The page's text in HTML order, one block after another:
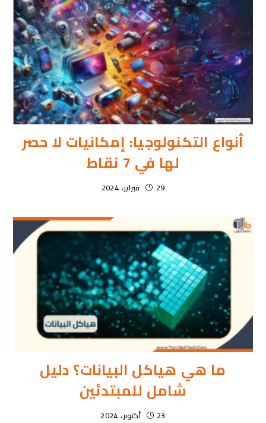
أنواع التكنولوجيا: إمكانيات لا حصر
لها في 7 نقاط
29 فبراير، 2024
ما هي هياكل البيانات؟ دليل
شامل للمبتدئين
23 أكتوبر، 2024